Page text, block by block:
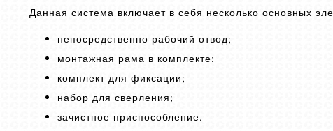
Данная система включает в себя несколько основных
непосредственно рабочий отвод;
монтажная рама в комплекте;
комплект для фиксации;
набор для сверления;
зачистное приспособление.